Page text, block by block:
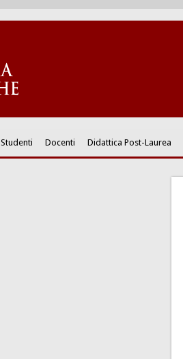
Studenti Docenti Didattica Post-Laurea